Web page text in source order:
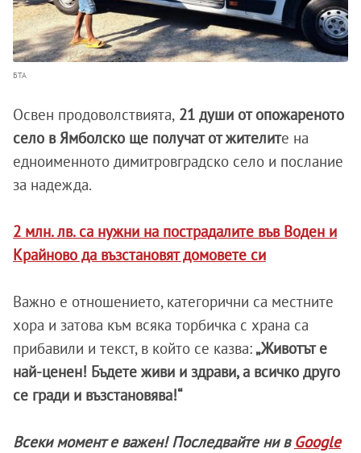
БТА
Освен продоволствията, 21 души от опожареното
село в Ямболско ще получат от жителите на
едноименното димитровградско село и послание
за надежда.
2 млн. лв. са нужни на пострадалите във Воден и
Крайново да възстановят домовете си
Важно е отношението, категорични са местните
хора и затова към всяка торбичка с храна са
прибавили и текст, в който се казва:„Животът е
най-ценен! Бъдете живи и здрави, а всичко друго
се гради и възстановява!“
Всеки момент е важен! Последвайте ни в Google